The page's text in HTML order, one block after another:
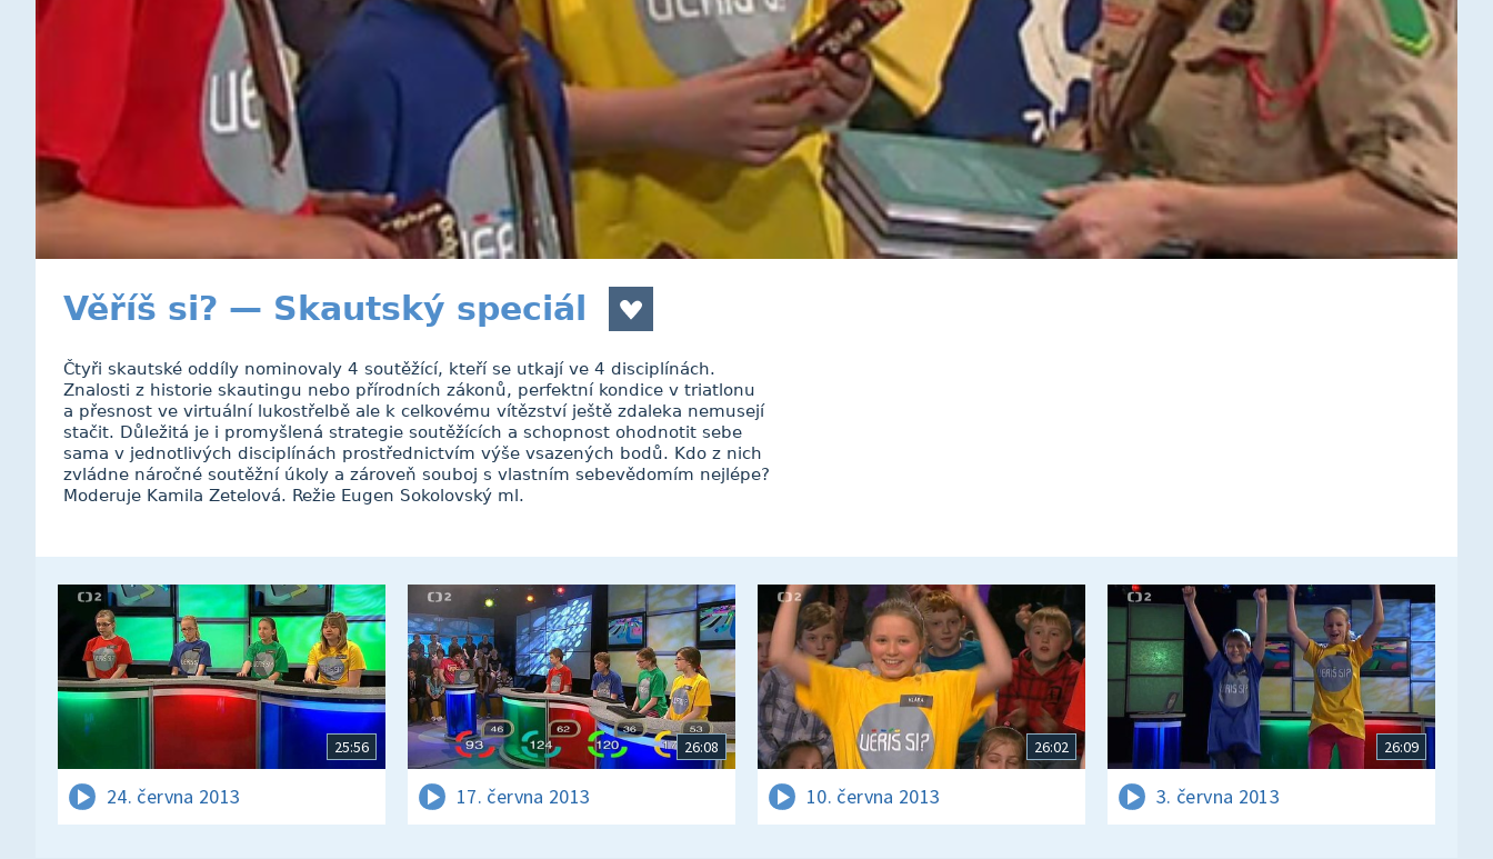
Věříš si? — Skautský speciál
Čtyři skautské oddíly nominovaly 4 soutěžící, kteří se utkají ve 4 disciplínách.
Znalosti z historie skautingu nebo přírodních zákonů, perfektní kondice v triatlonu
a přesnost ve virtuální lukostřelbě ale k celkovému vítězství ještě zdaleka nemusejí
stačit. Důležitá je i promyšlená strategie soutěžících a schopnost ohodnotit sebe
sama v jednotlivých disciplínách prostřednictvím výše vsazených bodů. Kdo z nich
zvládne náročné soutěžní úkoly a zároveň souboj s vlastním sebevědomím nejlépe?
Moderuje Kamila Zetelová. Režie Eugen Sokolovský ml.
25:56
24. června 2013
26:08
17. června 2013
26:02
10. června 2013
26:09
3. června 2013